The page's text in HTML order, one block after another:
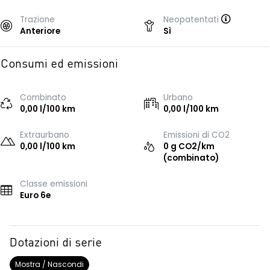
Trazione
Anteriore
Neopatentati
Sì
Consumi ed emissioni
Combinato
0,00 l/100 km
Urbano
0,00 l/100 km
Extraurbano
0,00 l/100 km
Emissioni di CO2
0 g CO2/km
(combinato)
Classe emissioni
Euro 6e
Dotazioni di serie
Mostra / Nascondi